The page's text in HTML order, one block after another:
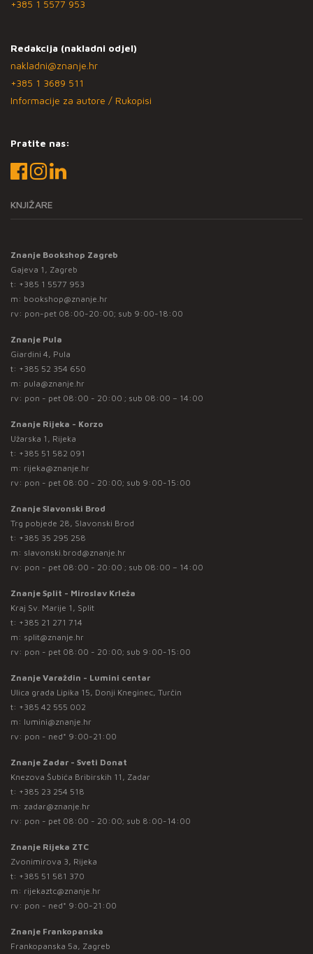
+385 1 5577 953
Redakcija (nakladni odjel)
nakladni@znanje.hr
+385 1 3689 511
Informacije za autore / Rukopisi
Pratite nas:
KNJIŽARE
Znanje Bookshop Zagreb
Gajeva 1, Zagreb
t: +385 1 5577 953
m: bookshop@znanje.hr
rv: pon-pet 08:00-20:00; sub 9:00-18:00
Znanje Pula
Giardini 4, Pula
t: +385 52 354 650
m: pula@znanje.hr
rv: pon - pet 08:00 - 20:00 ; sub 08:00 – 14:00
Znanje Rijeka - Korzo
Užarska 1, Rijeka
t: +385 51 582 091
m: rijeka@znanje.hr
rv: pon - pet 08:00 - 20:00; sub 9:00-15:00
Znanje Slavonski Brod
Trg pobjede 28, Slavonski Brod
t: +385 35 295 258
m: slavonski.brod@znanje.hr
rv: pon - pet 08:00 - 20:00 ; sub 08:00 – 14:00
Znanje Split - Miroslav Krleža
Kraj Sv. Marije 1, Split
t: +385 21 271 714
m: split@znanje.hr
rv: pon - pet 08:00 - 20:00; sub 9:00-15:00
Znanje Varaždin - Lumini centar
Ulica grada Lipika 15, Donji Kneginec, Turčin
t: +385 42 555 002
m: lumini@znanje.hr
rv: pon - ned* 9:00-21:00
Znanje Zadar - Sveti Donat
Knezova Šubića Bribirskih 11, Zadar
t: +385 23 254 518
m: zadar@znanje.hr
rv: pon - pet 08:00 - 20:00; sub 8:00-14:00
Znanje Rijeka ZTC
Zvonimirova 3, Rijeka
t: +385 51 581 370
m: rijekaztc@znanje.hr
rv: pon - ned* 9:00-21:00
Znanje Frankopanska
Frankopanska 5a, Zagreb